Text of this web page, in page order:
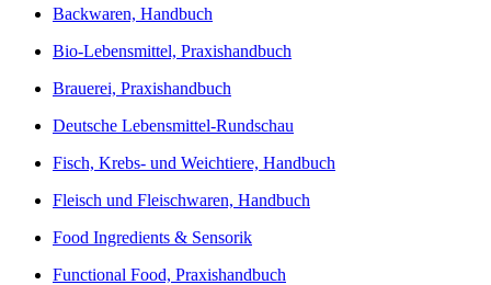
Backwaren, Handbuch
Bio-Lebensmittel, Praxishandbuch
Brauerei, Praxishandbuch
Deutsche Lebensmittel-Rundschau
Fisch, Krebs- und Weichtiere, Handbuch
Fleisch und Fleischwaren, Handbuch
Food Ingredients & Sensorik
Functional Food, Praxishandbuch